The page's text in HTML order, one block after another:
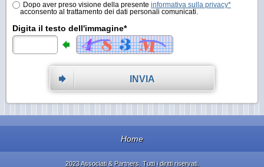
Dopo aver preso visione della presente informativa sulla privacy*
acconsento al trattamento dei dati personali comunicati.
Digita il testo dell'immagine*
INVIA
Home
2023 Associati & Partners. Tutti i diritti riservati.